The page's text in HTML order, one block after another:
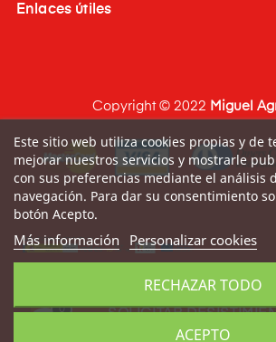
Enlaces útiles
Copyright © 2022 Miguel
SOLICITAR
Este sitio web utiliza cookies propias y de
mejorar nuestros servicios y mostrarle
con sus preferencias mediante el análisis
navegación. Para dar su consentimiento
botón Acepto.
Más información Personalizar cookies
RECHAZAR TODO
ACEPTO
0